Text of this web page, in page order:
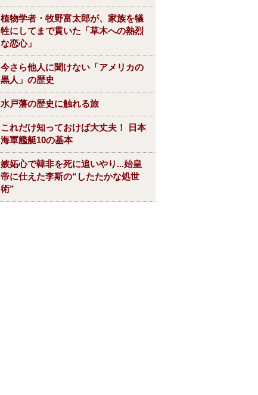
植物学者・牧野富太郎が、家族を犠
牲にしてまで貫いた「草木への熱烈
な恋心」
今さら他人に聞けない「アメリカの
黒人」の歴史
水戸藩の歴史に触れる旅
これだけ知っておけば大丈夫！ 日本
海軍艦艇10の基本
嫉妬心で韓非を死に追いやり...始皇
帝に仕えた李斯の“したたかな処世
術”